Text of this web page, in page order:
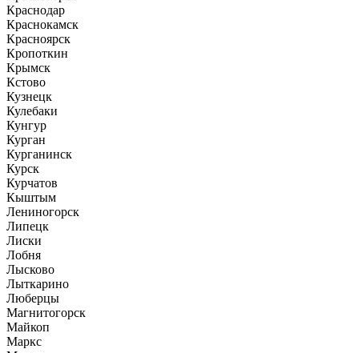
Краснодар
Краснокамск
Красноярск
Кропоткин
Крымск
Кстово
Кузнецк
Кулебаки
Кунгур
Курган
Курганинск
Курск
Курчатов
Кыштым
Лениногорск
Липецк
Лиски
Лобня
Лысково
Лыткарино
Люберцы
Магнитогорск
Майкоп
Маркс